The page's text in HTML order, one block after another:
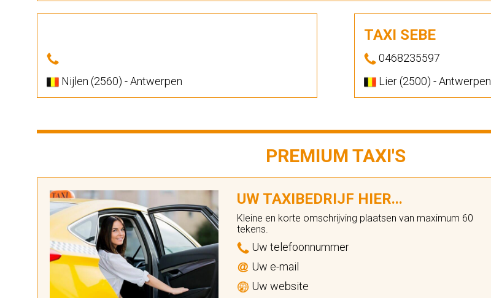
Nijlen (2560) - Antwerpen
TAXI SEBE
0468235597
Lier (2500) - Antwerpen
PREMIUM TAXI'S
UW TAXIBEDRIJF HIER...
Kleine en korte omschrijving plaatsen van maximum 60
tekens.
Uw telefoonnummer
Uw e-mail
Uw website